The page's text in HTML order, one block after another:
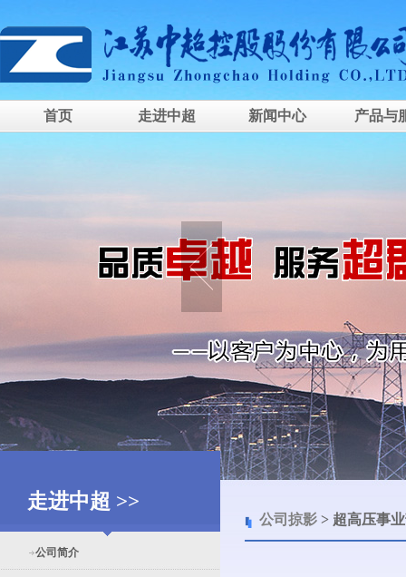
首页 走进中超 新闻中心 产品与
走进中超 >>
公司简介
公司掠影 > 超高压事